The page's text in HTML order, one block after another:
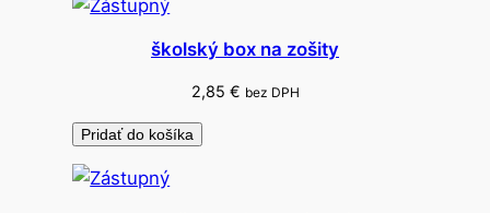
školský box na zošity
2,85 € bez DPH
Pridať do košíka